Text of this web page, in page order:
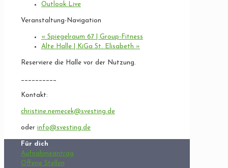
Outlook Live
Veranstaltung-Navigation
« Spiegelraum 67 | Group-Fitness
Alte Halle | KiGa St. Elisabeth »
Reserviere die Halle vor der Nutzung.
__________
Kontakt:
christine.nemecek@svesting.de
oder info@svesting.de
Für dich
Aufnahmeantrag
Offene Stellen